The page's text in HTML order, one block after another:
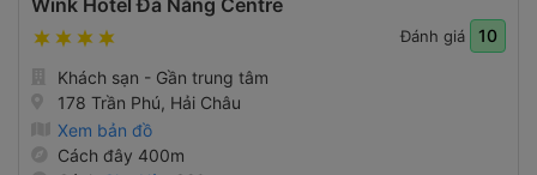
10
178 Trần Phú, Hải Châu
Xem bản đồ
Cách đây 400m
Cách Chợ Hàn320m